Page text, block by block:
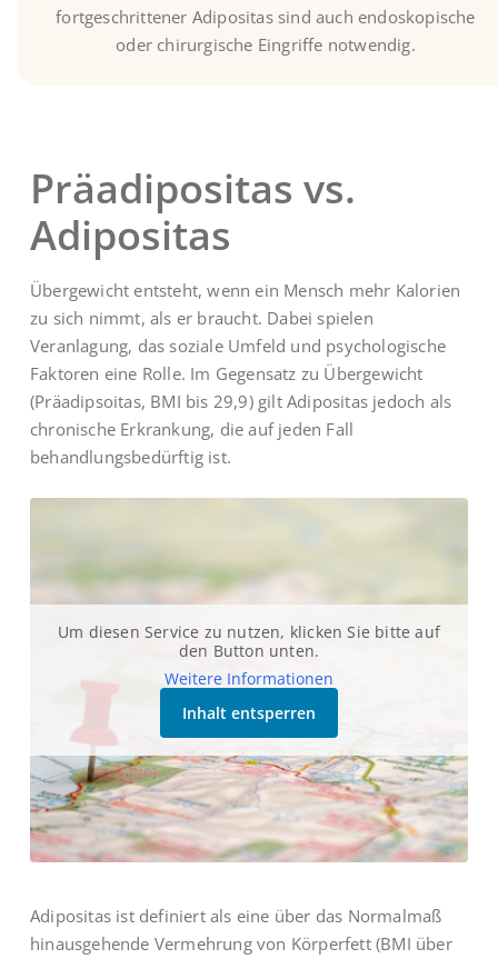
fortgeschrittener Adipositas sind auch endoskopische
oder chirurgische Eingriffe notwendig.
Präadipositas vs.
Adipositas
Übergewicht entsteht, wenn ein Mensch mehr Kalorien
zu sich nimmt, als er braucht. Dabei spielen
Veranlagung, das soziale Umfeld und psychologische
Faktoren eine Rolle. Im Gegensatz zu Übergewicht
(Präadipsoitas, BMI bis 29,9) gilt Adipositas jedoch als
chronische Erkrankung, die auf jeden Fall
behandlungsbedürftig ist.
Um diesen Service zu nutzen, klicken Sie bitte auf
den Button unten.
Weitere Informationen
Inhalt entsperren
Adipositas ist definiert als eine über das Normalmaß
hinausgehende Vermehrung von Körperfett (BMI über